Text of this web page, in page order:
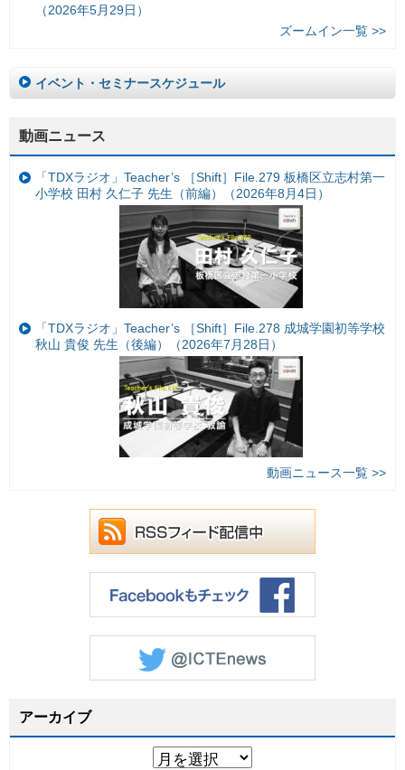
（2026年5月29日）
ズームイン一覧 >>
イベント・セミナースケジュール
動画ニュース
「TDXラジオ」Teacher’s ［Shift］File.279 板橋区立志村第一
小学校 田村 久仁子 先生（前編）（2026年8月4日）
「TDXラジオ」Teacher’s ［Shift］File.278 成城学園初等学校
秋山 貴俊 先生（後編）（2026年7月28日）
動画ニュース一覧 >>
アーカイブ